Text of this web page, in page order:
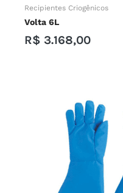
Recipientes Criogênicos
Volta 6L
R$ 3.168,00